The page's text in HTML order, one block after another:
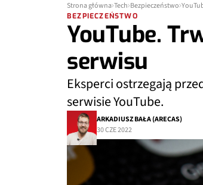
Strona główna Tech Bezpieczeństwo
BEZPIECZEŃSTWO
YouTube.
serwisu
Eksperci ostrzegają
serwisie YouTube.
ARKADIUSZ BAŁA (ARECAS)
30 CZE 2022